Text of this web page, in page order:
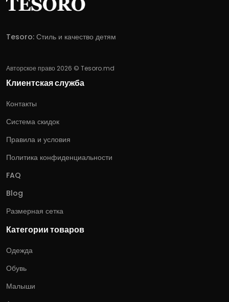
Tesoro: Стиль и качество детям
Авторское право 2026 © Tesoro.md
Клиентская служба
Контакты
Система скидок
Правила и условия
Политика конфиденциальности
FAQ
Blog
Размерная сетка
Категории товаров
Одежда
Обувь
Малыши